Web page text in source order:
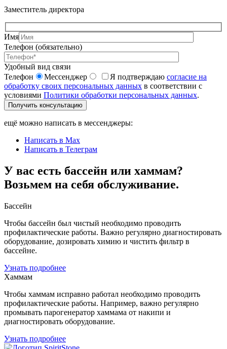
Заместитель директора
Имя
Телефон (обязательно)
Удобный вид связи
Телефон
Мессенджер Я подтверждаю согласие на
обработку своих персональных данных в соответствии с
условиями Политики обработки персональных данных.
Получить консультацию
ещё можно написать в мессенджеры:
Написать в Max
Написать в Телеграм
У вас есть бассейн или хаммам?
Возьмем на себя обслуживание.
Бассейн
Чтобы бассейн был чистый необходимо проводить
профилактические работы. Важно регулярно диагностировать
оборудование, дозировать химию и чистить фильтр в
бассейне.
Узнать подробнее
Хаммам
Чтобы хаммам исправно работал необходимо проводить
профилактические работы. Например, важно регулярно
промывать парогенератор хаммама от накипи и
диагностировать оборудование.
Узнать подробнее